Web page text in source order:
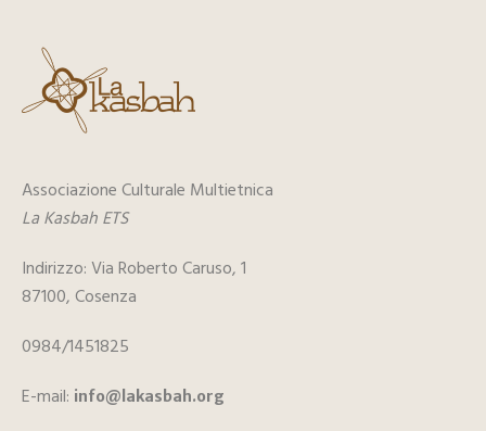
Associazione Culturale Multietnica
La Kasbah ETS
Indirizzo: Via Roberto Caruso, 1
87100, Cosenza
0984/1451825
E-mail: info@lakasbah.org